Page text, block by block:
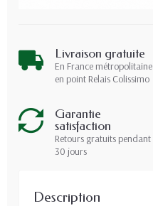
Livraison gratuite
En France métropolitaine
en point Relais Colissimo
Garantie
satisfaction
Retours gratuits pendant
30 jours
Description